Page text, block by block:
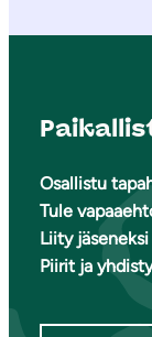
Osallistu
Tule
Liity jäseneksi
Piirit ja